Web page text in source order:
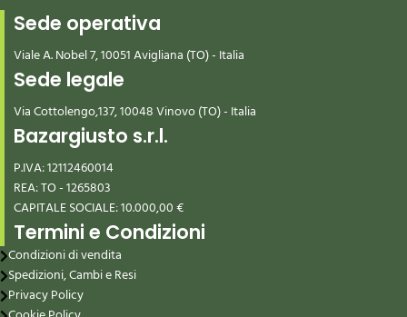
Sede operativa
Viale A. Nobel 7, 10051 Avigliana (TO) - Italia
Sede legale
Via Cottolengo,137, 10048 Vinovo (TO) - Italia
Bazargiusto s.r.l.
P.IVA: 12112460014
REA: TO - 1265803
CAPITALE SOCIALE: 10.000,00 €
Termini e Condizioni
Condizioni di vendita
Spedizioni, Cambi e Resi
Privacy Policy